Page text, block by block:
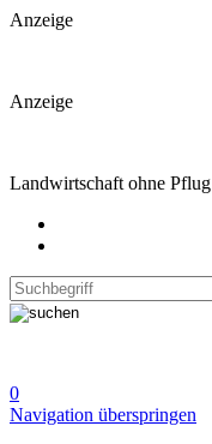
Anzeige
Anzeige
Landwirtschaft ohne Pflug
0
Navigation überspringen